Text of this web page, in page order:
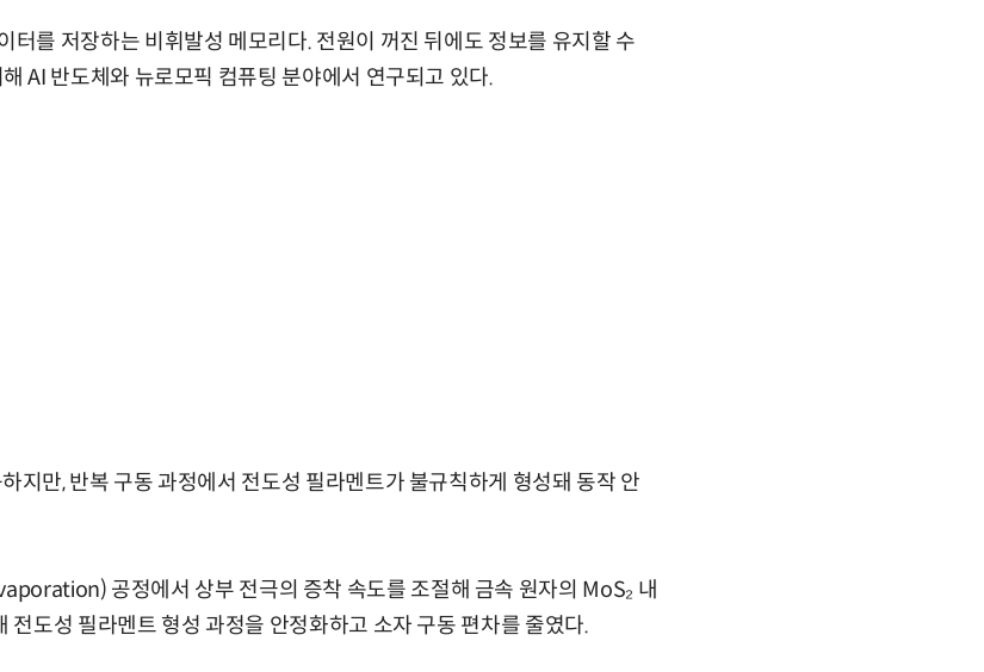
터를 저장하는 비휘발성 메모리다. 전원이 꺼진 뒤에도 정보를 유지할 수
AI 반도체와 뉴로모픽 컴퓨팅 분야에서 연구되고 있다.
지만, 반복 구동 과정에서 전도성 필라멘트가 불규칙하게 형성돼 동작 안
공정에서 상부 전극의 증착 속도를 조절해 금속 원자의 MoS₂ 내
전도성 필라멘트 형성 과정을 안정화하고 소자 구동 편차를 줄였다.